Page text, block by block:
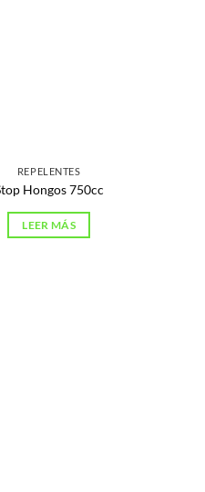
REPELENTES
Hongos 750cc
LEER MÁS